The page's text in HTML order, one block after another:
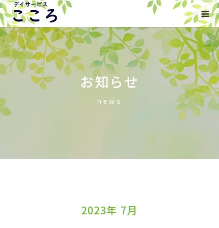
お知らせ
news
2023年 7月
HOME
事業内容